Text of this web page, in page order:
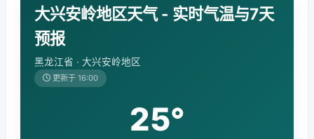
大兴安岭地区天气 - 实时气温与7天
预报
黑龙江省 · 大兴安岭地区
更新于 16:00
25°